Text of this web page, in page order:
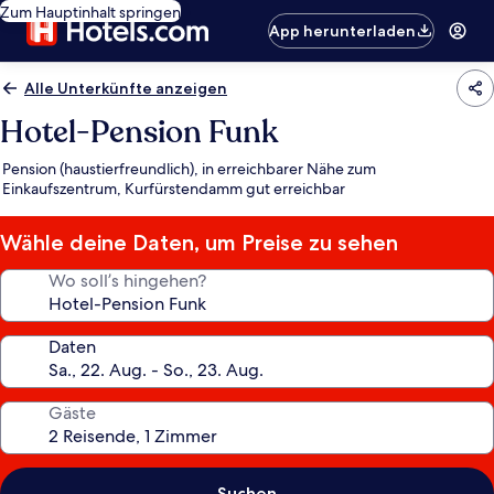
Zum Hauptinhalt springen
App herunterladen
Alle Unterkünfte anzeigen
Hotel-Pension Funk
Pension (haustierfreundlich), in erreichbarer Nähe zum
Einkaufszentrum, Kurfürstendamm gut erreichbar
Wähle deine Daten, um Preise zu sehen
Wo soll’s hingehen?
Daten
Gäste